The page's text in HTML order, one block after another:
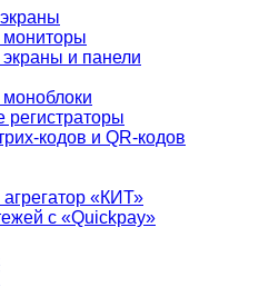
и панели
регистраторы
кодов и QR-кодов
«КИТ»
с «Quickpay»